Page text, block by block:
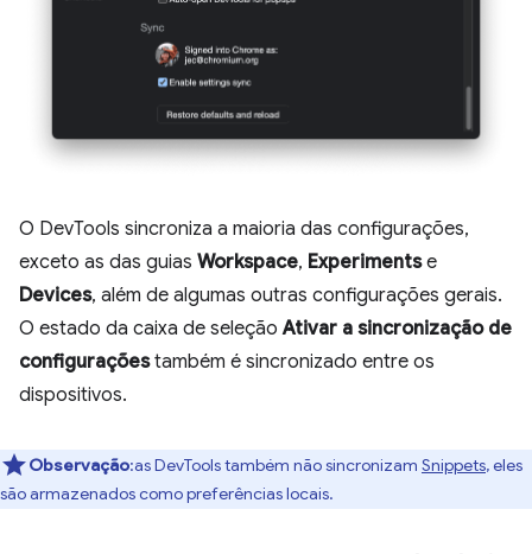
O DevTools sincroniza a maioria das configurações,
exceto as das guias Workspace, Experimentse
Devices, além de algumas outras configurações gerais.
O estado da caixa de seleçãoAtivar a sincronização de
configuraçõestambém é sincronizado entre os
dispositivos.
Observação:as DevTools também não sincronizam Snippets, eles
são armazenados como preferências locais.